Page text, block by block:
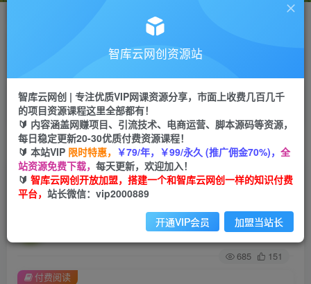
研究探讨更多创业项目路子。
会员专属推广链接
网赚网创 项目
365天稳定跟新
APP下载
GO
首页 创业课程 会员免费 正文
抖音百万粉丝长篇短解影视解说教程，新手入门做
电影解说影视解说详解
关注 私信
685 151
付费阅读
智库云网创资源站
智库云网创 | 专注优质VIP网课资源分享，市面上收费几百几千
的项目资源课程这里全部都有！
🔰 内容涵盖网赚项目、引流技术、电商运营、脚本源码等资源，
每日稳定更新20-30优质付费资源课程！
🔰 本站VIP 限时特惠， ￥79/年，￥99/永久 (推广佣金70%)， 全
站资源免费下载， 每天更新，欢迎加入！
🔰 智库云网创开放加盟，搭建一个和智库云网创一样的知识付费
平台， 站长微信：vip2000889
开通VIP会员 加盟当站长